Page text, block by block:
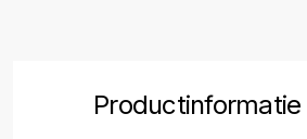
Productinformatie